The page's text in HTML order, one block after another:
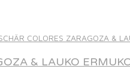
& LAUKO